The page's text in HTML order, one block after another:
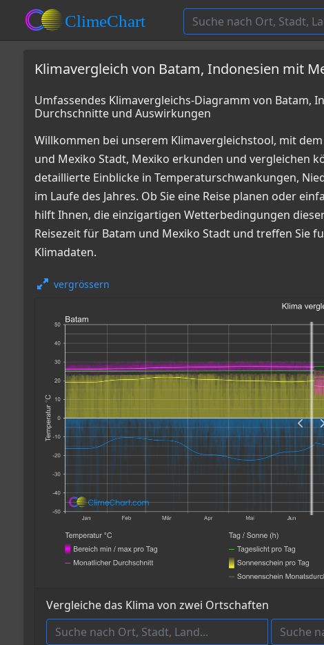
Klimavergleich von Batam, Indonesien mit
Umfassendes Klimavergleichs-Diagramm von Batam,
Durchschnitte und Auswirkungen
Willkommen bei unserem Klimavergleichstool, mit
und Mexiko Stadt, Mexiko erkunden und vergleichen
detaillierte Einblicke in Temperaturschwankungen,
im Laufe des Jahres. Ob Sie eine Reise planen oder
hilft Ihnen, die einzigartigen Wetterbedingungen
Reisezeit für Batam und Mexiko Stadt und treffen Sie
Klimadaten.
vergrössern
Vergleiche das Klima von zwei Ortschaften